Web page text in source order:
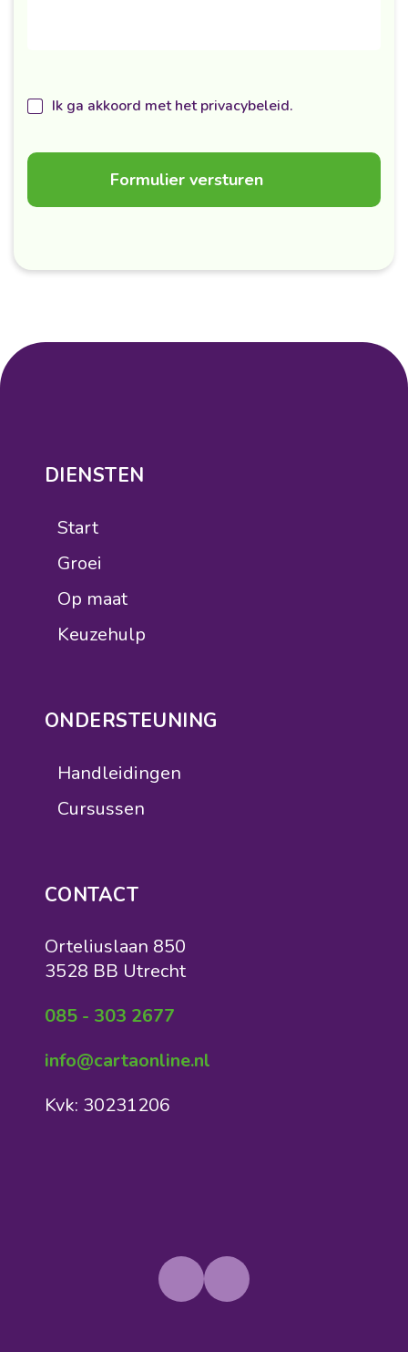
Ik ga akkoord met het privacybeleid.
DIENSTEN
Start
Groei
Op maat
Keuzehulp
ONDERSTEUNING
Handleidingen
Cursussen
CONTACT
Orteliuslaan 850
3528 BB Utrecht
085 - 303 2677
info@cartaonline.nl
Kvk: 30231206